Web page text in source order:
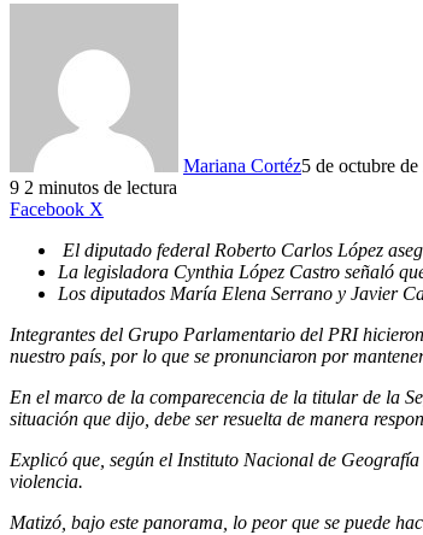
Mariana Cortéz5 de octubre
9 2 minutos de lectura
Facebook X
El diputado federal Roberto Carlos López
La legisladora Cynthia López Castro señaló
Los diputados María Elena Serrano y Javier
Integrantes del Grupo Parlamentario del PRI
nuestro país, por lo que se pronunciaron por
En el marco de la comparecencia de la titular de la
situación que dijo, debe ser resuelta de manera
Explicó que, según el Instituto Nacional de
violencia.
Matizó, bajo este panorama, lo peor que se puede